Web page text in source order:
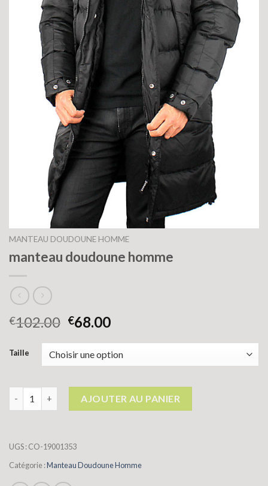
MANTEAU DOUDOUNE HOMME
manteau doudoune homme
€102.00 €68.00
Taille
AJOUTER AU PANIER
UGS :CO-19001353
Catégorie :Manteau Doudoune Homme